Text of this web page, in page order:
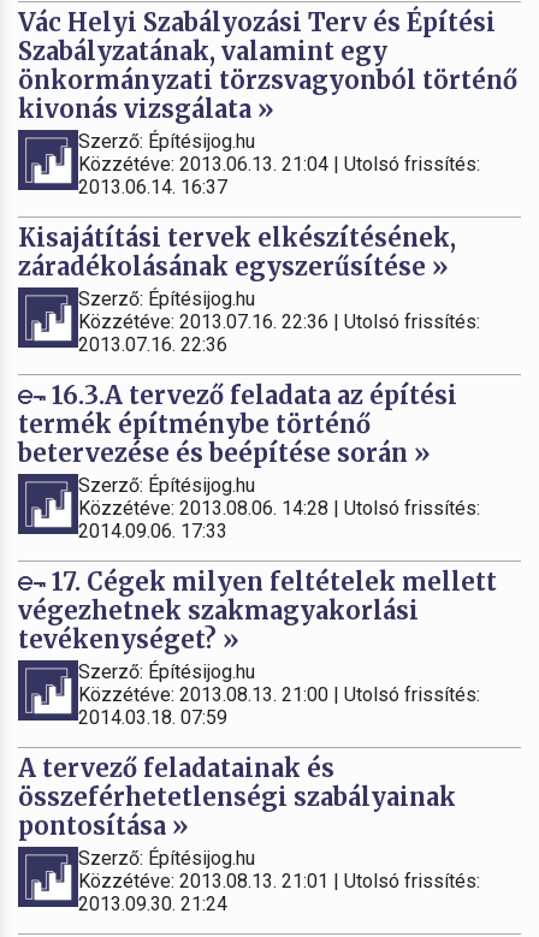
Vác Helyi Szabályozási Terv és Építési
Szabályzatának, valamint egy
önkormányzati törzsvagyonból történő
kivonás vizsgálata »
Szerző: Építésijog.hu
Közzétéve: 2013.06.13. 21:04 | Utolsó frissítés:
2013.06.14. 16:37
Kisajátítási tervek elkészítésének,
záradékolásának egyszerűsítése »
Szerző: Építésijog.hu
Közzétéve: 2013.07.16. 22:36 | Utolsó frissítés:
2013.07.16. 22:36
16.3.A tervező feladata az építési
termék építménybe történő
betervezése és beépítése során »
Szerző: Építésijog.hu
Közzétéve: 2013.08.06. 14:28 | Utolsó frissítés:
2014.09.06. 17:33
17. Cégek milyen feltételek mellett
végezhetnek szakmagyakorlási
tevékenységet? »
Szerző: Építésijog.hu
Közzétéve: 2013.08.13. 21:00 | Utolsó frissítés:
2014.03.18. 07:59
A tervező feladatainak és
összeférhetetlenségi szabályainak
pontosítása »
Szerző: Építésijog.hu
Közzétéve: 2013.08.13. 21:01 | Utolsó frissítés:
2013.09.30. 21:24